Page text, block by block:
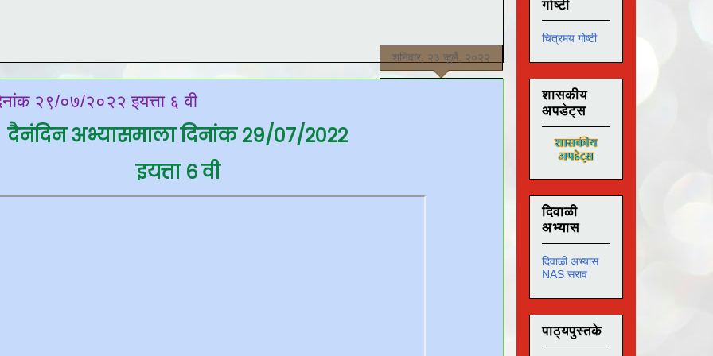
शनिवार, २३ जुलै, २०२२
२९/०७/२०२२ इयत्ता ६ वी
दैनंदिन अभ्यासमाला दिनांक २९/०७/२०२२
इयत्ता ६ वी
गोष्टी
चित्रमय गोष्टी
शासकीय
अपडेट्स
दिवाळी
अभ्यास
दिवाळी अभ्यास
NAS सराव
पाठ्यपुस्तके